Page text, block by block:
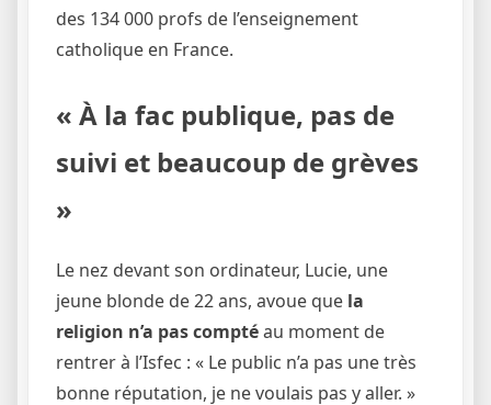
des 134 000 profs de l’enseignement
catholique en France.
« À la fac publique, pas de
suivi et beaucoup de grèves
»
Le nez devant son ordinateur, Lucie, une
jeune blonde de 22 ans, avoue que la
religion n’a pas comptéau moment de
rentrer à l’Isfec : « Le public n’a pas une très
bonne réputation, je ne voulais pas y aller. »